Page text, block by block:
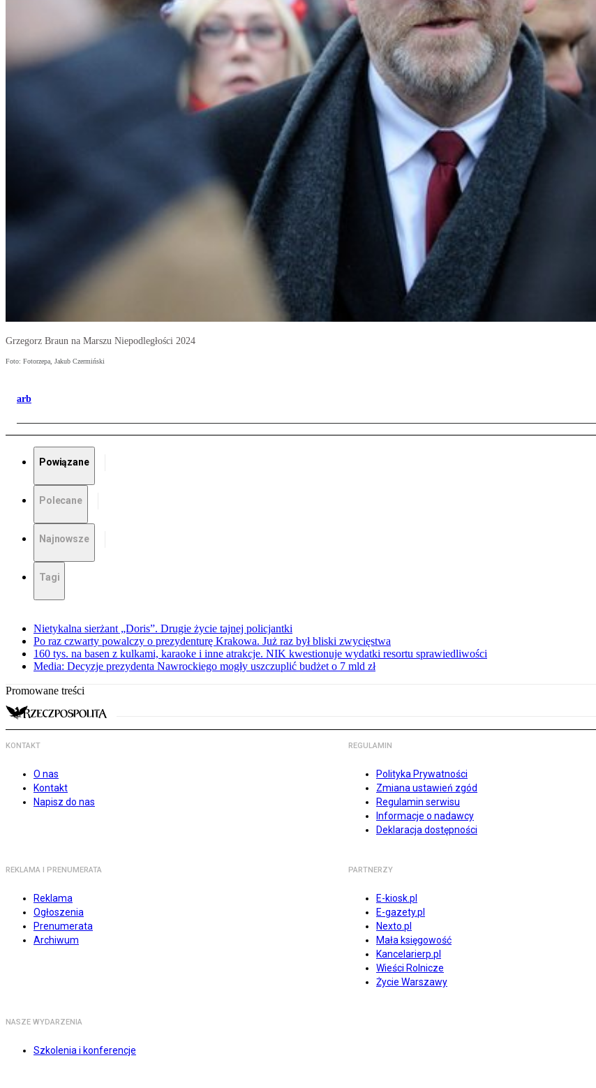
Grzegorz Braun na Marszu Niepodległości 2024
Foto: Fotorzepa, Jakub Czermiński
arb
Powiązane
Polecane
Najnowsze
Tagi
Nietykalna sierżant „Doris”. Drugie życie tajnej policjantki
Po raz czwarty powalczy o prezydenturę Krakowa. Już raz był bliski zwycięstwa
160 tys. na basen z kulkami, karaoke i inne atrakcje. NIK kwestionuje wydatki resortu sprawiedliwości
Media: Decyzje prezydenta Nawrockiego mogły uszczuplić budżet o 7 mld zł
Promowane treści
KONTAKT
O nas
Kontakt
Napisz do nas
REGULAMIN
Polityka Prywatności
Zmiana ustawień zgód
Regulamin serwisu
Informacje o nadawcy
Deklaracja dostępności
REKLAMA I PRENUMERATA
Reklama
Ogłoszenia
Prenumerata
Archiwum
PARTNERZY
E-kiosk.pl
E-gazety.pl
Nexto.pl
Mała księgowość
Kancelarierp.pl
Wieści Rolnicze
Życie Warszawy
NASZE WYDARZENIA
Szkolenia i konferencje